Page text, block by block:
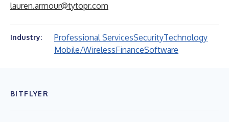
lauren.armour@tytopr.com
Industry: Professional ServicesSecurityTechnology
Mobile/WirelessFinanceSoftware
BITFLYER